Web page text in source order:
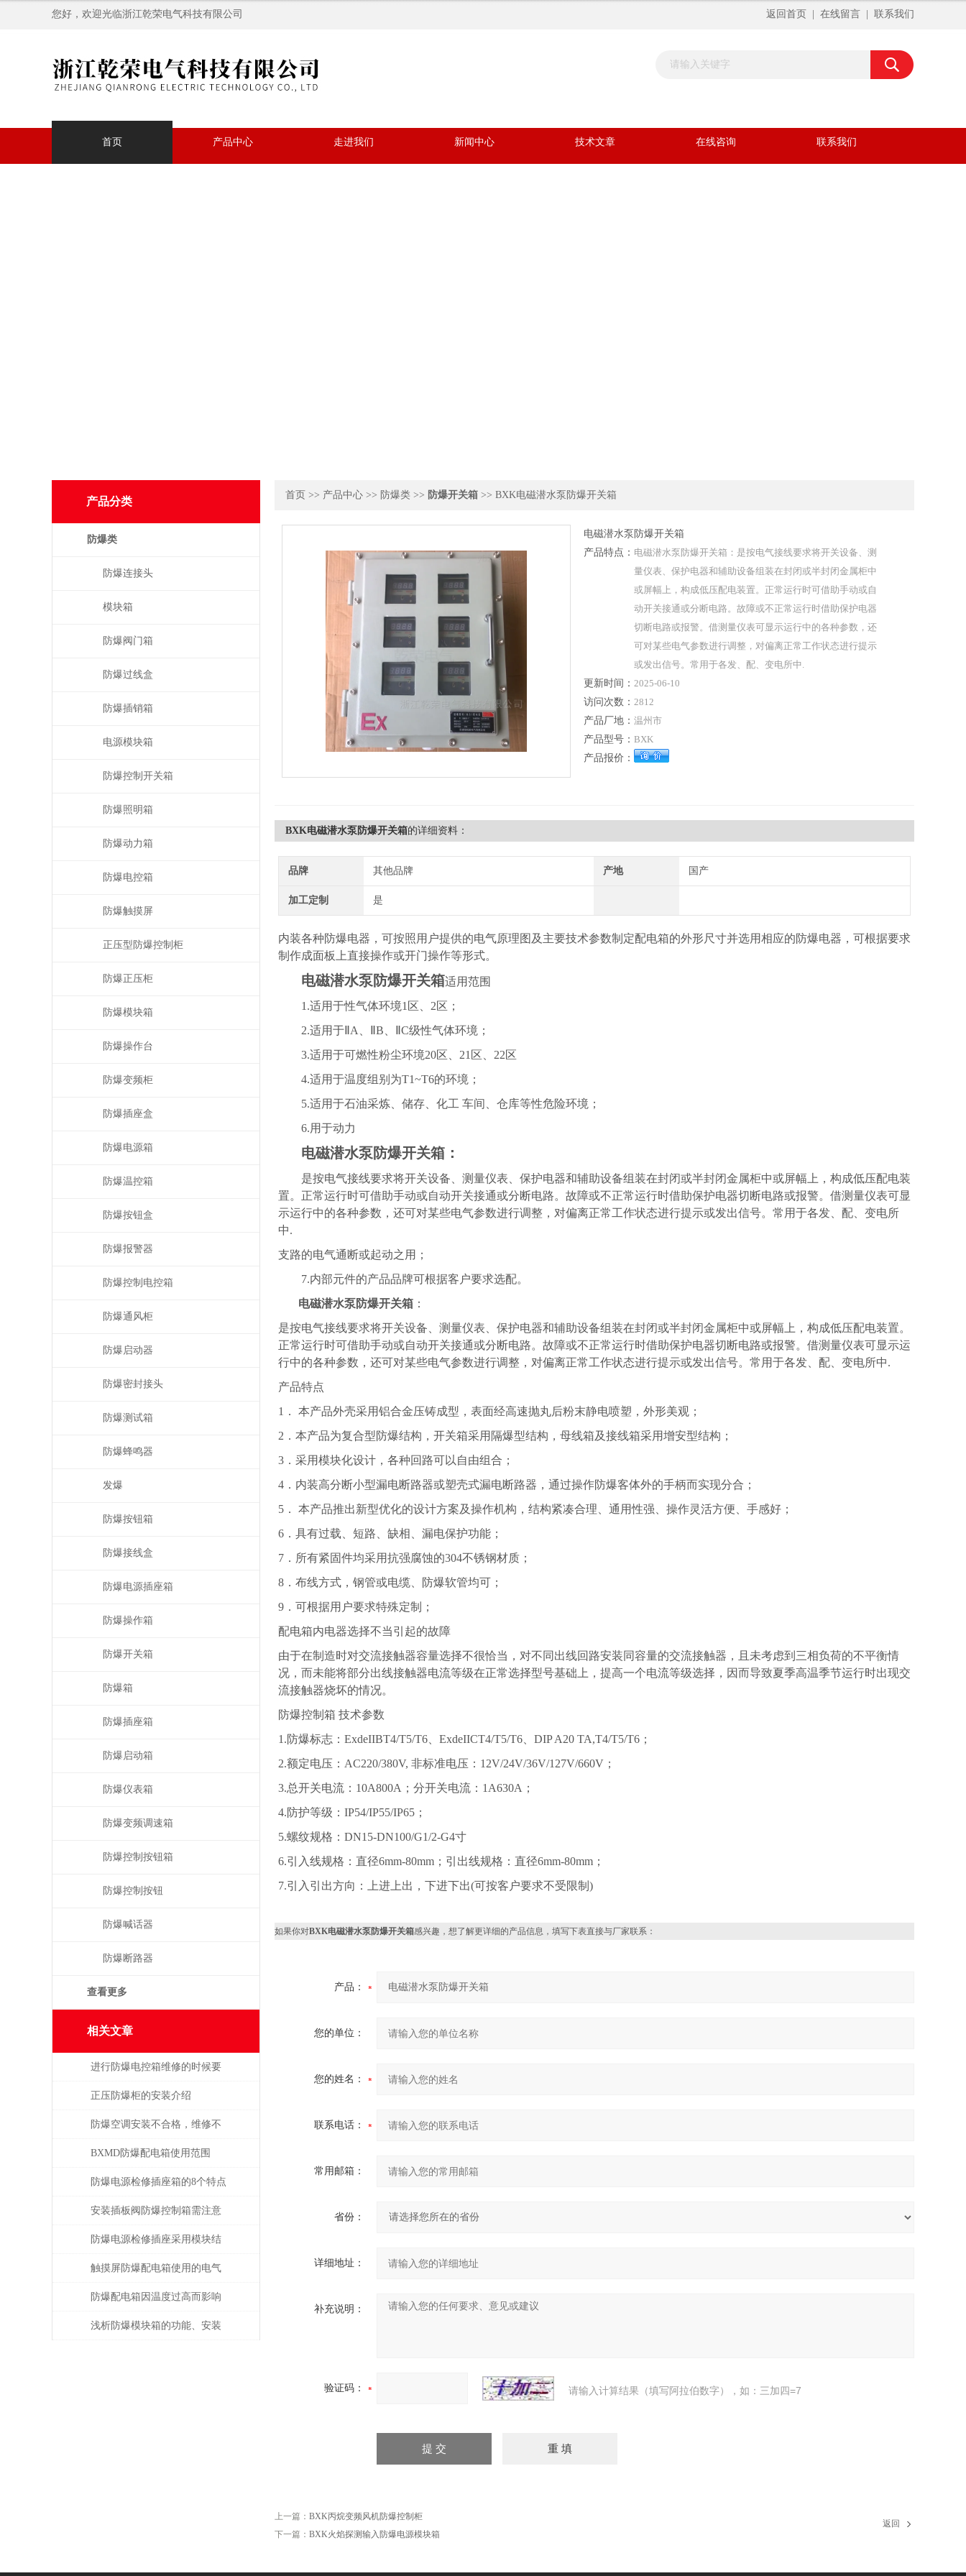
您好，欢迎光临浙江乾荣电气科技有限公司 返回首页 在线留言 联系我们
首页 产品中心 走进我们 新闻中心 技术文章 在线咨询 联系我们
首页 >> 产品中心 >> 防爆类 >> 防爆开关箱 >> BXK电磁潜水泵防爆开关箱
电磁潜水泵防爆开关箱
产品特点： 电磁潜水泵防爆开关箱：是按电气接线要求将开关设备、测
量仪表、保护电器和辅助设备组装在封闭或半封闭金属柜中
或屏幅上，构成低压配电装置。正常运行时可借助手动或自
动开关接通或分断电路。故障或不正常运行时借助保护电器
切断电路或报警。借测量仪表可显示运行中的各种参数，还
可对某些电气参数进行调整，对偏离正常工作状态进行提示
或发出信号。常用于各发、配、变电所中.
更新时间： 2025-06-10
访问次数： 2812
产品厂地： 温州市
产品型号： BXK
产品报价：
BXK电磁潜水泵防爆开关箱的详细资料：
品牌 其他品牌 产地 国产
加工定制 是
内装各种防爆电器，可按照用户提供的电气原理图及主要技术参数制定配电箱的外形尺寸并选用相应的防爆电器，可根据要求
制作成面板上直接操作或开门操作等形式。
电磁潜水泵防爆开关箱适用范围
1.适用于性气体环境1区、2区；
2.适用于ⅡA、ⅡB、ⅡC级性气体环境；
3.适用于可燃性粉尘环境20区、21区、22区
4.适用于温度组别为T1~T6的环境；
5.适用于石油采炼、储存、化工 车间、仓库等性危险环境；
6.用于动力
电磁潜水泵防爆开关箱 ：
是按电气接线要求将开关设备、测量仪表、保护电器和辅助设备组装在封闭或半封闭金属柜中或屏幅上，构成低压配电装
置。正常运行时可借助手动或自动开关接通或分断电路。故障或不正常运行时借助保护电器切断电路或报警。借测量仪表可显
示运行中的各种参数，还可对某些电气参数进行调整，对偏离正常工作状态进行提示或发出信号。常用于各发、配、变电所
中.
支路的电气通断或起动之用；
7.内部元件的产品品牌可根据客户要求选配。
电磁潜水泵防爆开关箱 ：
是按电气接线要求将开关设备、测量仪表、保护电器和辅助设备组装在封闭或半封闭金属柜中或屏幅上，构成低压配电装置。
正常运行时可借助手动或自动开关接通或分断电路。故障或不正常运行时借助保护电器切断电路或报警。借测量仪表可显示运
行中的各种参数，还可对某些电气参数进行调整，对偏离正常工作状态进行提示或发出信号。常用于各发、配、变电所中.
产品特点
1． 本产品外壳采用铝合金压铸成型，表面经高速抛丸后粉末静电喷塑，外形美观；
2．本产品为复合型防爆结构，开关箱采用隔爆型结构，母线箱及接线箱采用增安型结构；
3．采用模块化设计，各种回路可以自由组合；
4．内装高分断小型漏电断路器或塑壳式漏电断路器，通过操作防爆客体外的手柄而实现分合；
5． 本产品推出新型优化的设计方案及操作机构，结构紧凑合理、通用性强、操作灵活方便、手感好；
6．具有过载、短路、缺相、漏电保护功能；
7．所有紧固件均采用抗强腐蚀的304不锈钢材质；
8．布线方式，钢管或电缆、防爆软管均可；
9．可根据用户要求特殊定制；
配电箱内电器选择不当引起的故障
由于在制造时对交流接触器容量选择不很恰当，对不同出线回路安装同容量的交流接触器，且未考虑到三相负荷的不平衡情
况，而未能将部分出线接触器电流等级在正常选择型号基础上，提高一个电流等级选择，因而导致夏季高温季节运行时出现交
流接触器烧坏的情况。
防爆控制箱 技术参数
1.防爆标志：ExdeIIBT4/T5/T6、ExdeIICT4/T5/T6、DIP A20 TA,T4/T5/T6；
2.额定电压：AC220/380V, 非标准电压：12V/24V/36V/127V/660V；
3.总开关电流：10A800A；分开关电流：1A630A；
4.防护等级：IP54/IP55/IP65；
5.螺纹规格：DN15-DN100/G1/2-G4寸
6.引入线规格：直径6mm-80mm；引出线规格：直径6mm-80mm；
7.引入引出方向：上进上出，下进下出(可按客户要求不受限制)
如果你对BXK电磁潜水泵防爆开关箱感兴趣，想了解更详细的产品信息，填写下表直接与厂家联系：
产品：
您的单位：
您的姓名：
联系电话：
常用邮箱：
省份：
详细地址：
补充说明：
验证码： 请输入计算结果（填写阿拉伯数字），如：三加四=7
上一篇： BXK丙烷变频风机防爆控制柜
下一篇： BXK火焰探测输入防爆电源模块箱
返回
产品分类
防爆类
防爆连接头
模块箱
防爆阀门箱
防爆过线盒
防爆插销箱
电源模块箱
防爆控制开关箱
防爆照明箱
防爆动力箱
防爆电控箱
防爆触摸屏
正压型防爆控制柜
防爆正压柜
防爆模块箱
防爆操作台
防爆变频柜
防爆插座盒
防爆电源箱
防爆温控箱
防爆按钮盒
防爆报警器
防爆控制电控箱
防爆通风柜
防爆启动器
防爆密封接头
防爆测试箱
防爆蜂鸣器
发爆
防爆按钮箱
防爆接线盒
防爆电源插座箱
防爆操作箱
防爆开关箱
防爆箱
防爆插座箱
防爆启动箱
防爆仪表箱
防爆变频调速箱
防爆控制按钮箱
防爆控制按钮
防爆喊话器
防爆断路器
查看更多
相关文章
进行防爆电控箱维修的时候要
注意什么呢?
正压防爆柜的安装介绍
防爆空调安装不合格，维修不
及时会出现哪些不良现象？
BXMD防爆配电箱使用范围
防爆电源检修插座箱的8个特点
介绍
安装插板阀防爆控制箱需注意
哪些事项？
防爆电源检修插座采用模块结
构，各种回路可根据需要自由
组装
触摸屏防爆配电箱使用的电气
原理及工作原理
防爆配电箱因温度过高而影响
使用寿命
浅析防爆模块箱的功能、安装